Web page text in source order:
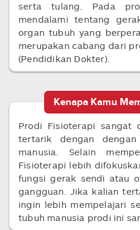
serta tulang. Pada
mendalami tentang
organ tubuh yang
merupakan cabang dari
(Pendidikan Dokter).
Kenapa Kamu
Prodi Fisioterapi sangat
tertarik dengan
manusia. Selain
Fisioterapi lebih
fungsi gerak sendi atau
gangguan. Jika kalian
ingin lebih mempelajari
tubuh manusia prodi ini